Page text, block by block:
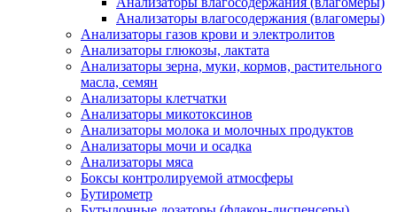
Анализаторы влагосодержания (влагомеры)
Анализаторы газов крови и электролитов
Анализаторы глюкозы, лактата
Анализаторы зерна, муки, кормов, растительного
масла, семян
Анализаторы клетчатки
Анализаторы микотоксинов
Анализаторы молока и молочных продуктов
Анализаторы мочи и осадка
Анализаторы мяса
Боксы контролируемой атмосферы
Бутирометр